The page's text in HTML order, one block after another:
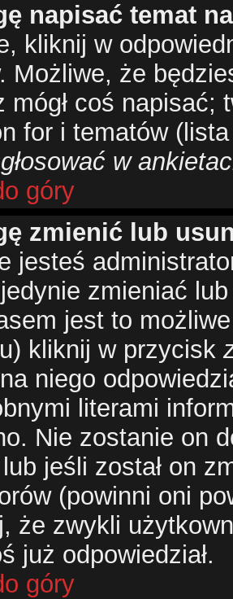
napisać temat
kliknij w
Możliwe, że
mógł coś
for i tematów
w
góry
zmienić lub
jesteś
zmieniać
jest to
kliknij w przycisk
niego
literami
Nie zostanie on
jeśli został on
(powinni oni
że zwykli
już odpowiedział.
góry